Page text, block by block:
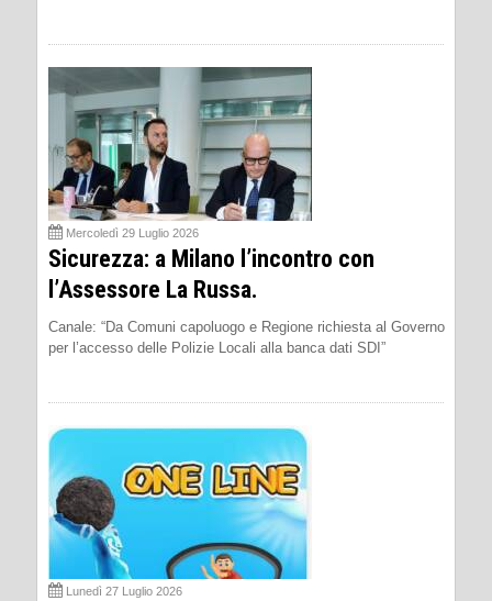
Mercoledì 29 Luglio 2026
Sicurezza: a Milano l’incontro con
l’Assessore La Russa.
Canale: “Da Comuni capoluogo e Regione richiesta al Governo
per l’accesso delle Polizie Locali alla banca dati SDI”
Lunedì 27 Luglio 2026